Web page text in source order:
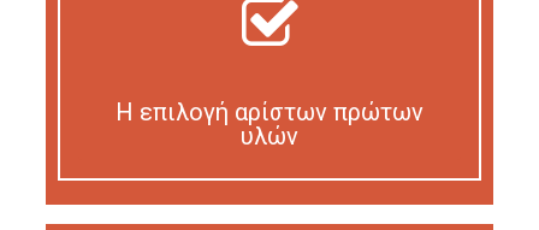
Η επιλογή αρίστων πρώτων
υλών